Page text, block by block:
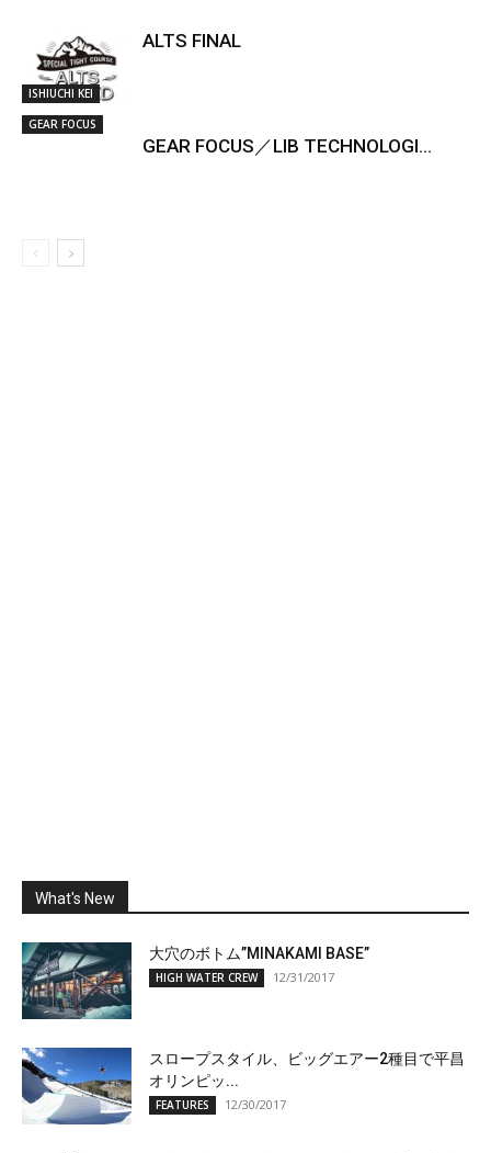
ISHIUCHI KEI
ALTS FINAL
GEAR FOCUS
GEAR FOCUS／LIB TECHNOLOGI...
What's New
大穴のボトム”MINAKAMI BASE”
HIGH WATER CREW 12/31/2017
スロープスタイル、ビッグエアー2種目で平昌
オリンピッ...
FEATURES 12/30/2017